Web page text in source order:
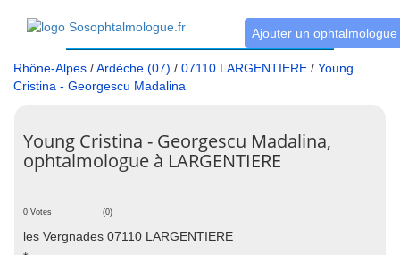
Ajouter un ophtalmologue
Rhône-Alpes /Ardèche (07) / 07110 LARGENTIERE / Young
Cristina - Georgescu Madalina
Young Cristina - Georgescu Madalina,
ophtalmologue à LARGENTIERE
0 Votes (0)
les Vergnades 07110 LARGENTIERE